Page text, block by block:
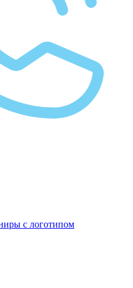
с логотипом